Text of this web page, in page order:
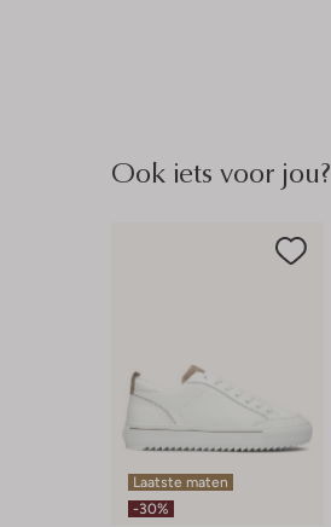
Ook iets voor jou?
Laatste maten
-30%